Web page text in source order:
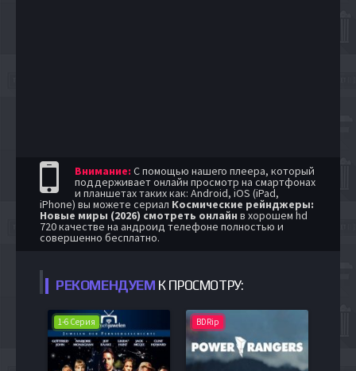
Внимание: С помощью нашего плеера, который
поддерживает онлайн просмотр на смартфонах
и планшетах таких как: Android, iOS (iPad,
iPhone) вы можете сериал Космические рейнджеры:
Новые миры (2026) смотреть онлайн в хорошем hd
720 качестве на андроид телефоне полностью и
совершенно бесплатно.
РЕКОМЕНДУЕМ К ПРОСМОТРУ:
1-6 Серия BDRip